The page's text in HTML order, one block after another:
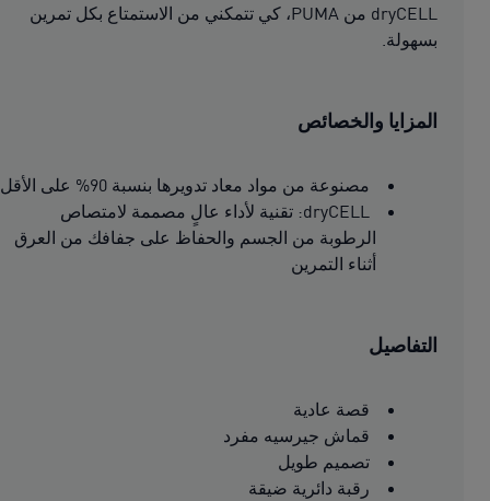
dryCELL من PUMA، كي تتمكني من الاستمتاع بكل تمرين
بسهولة.
المزايا والخصائص
مصنوعة من مواد معاد تدويرها بنسبة 90% على الأقل
dryCELL: تقنية لأداء عالٍ مصممة لامتصاص
الرطوبة من الجسم والحفاظ على جفافك من العرق
أثناء التمرين
التفاصيل
قصة عادية
قماش جيرسيه مفرد
تصميم طويل
رقبة دائرية ضيقة